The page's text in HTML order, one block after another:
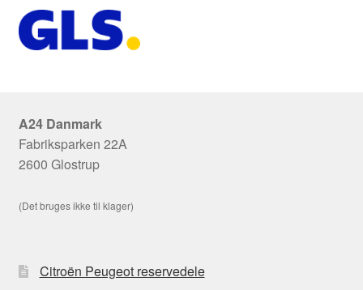
A24 Danmark
Fabriksparken 22A
2600 Glostrup
(Det bruges ikke til klager)
Citroën Peugeot reservedele